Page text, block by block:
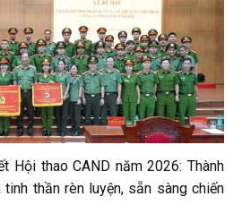
Hội thao CAND năm 2026: Thành
thần rèn luyện, sẵn sàng chiến